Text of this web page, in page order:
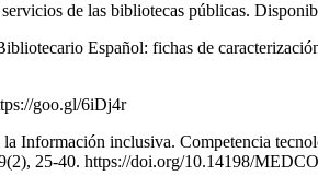
de las bibliotecas públicas.
Español: fichas de
goo.gl/6iDj4r
inclusiva. Competencia
25-40. https://doi.org/10.14198/